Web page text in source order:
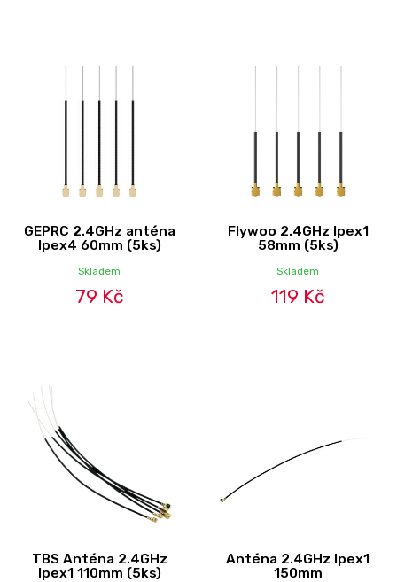
GEPRC 2.4GHz anténa
Ipex4 60mm (5ks)
Skladem
79 Kč
Flywoo 2.4GHz Ipex1
58mm (5ks)
Skladem
119 Kč
TBS Anténa 2.4GHz
Ipex1 110mm (5ks)
Anténa 2.4GHz Ipex1
150mm